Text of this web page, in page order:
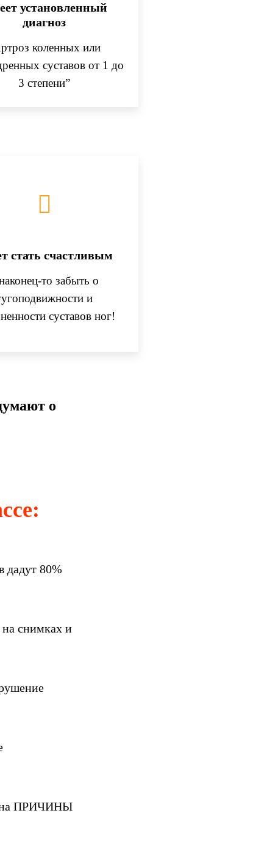
установленный
диагноз
коленных или
суставов от 1 до
3 степени”
стать счастливым
то забыть о
и
суставов ног!
о
дадут 80%
на снимках и
на ПРИЧИНЫ